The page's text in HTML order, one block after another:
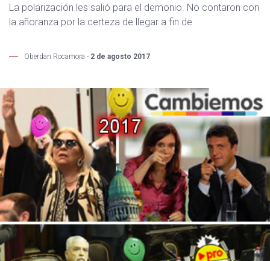
La polarización les salió para el demonio. No contaron con
la añoranza por la certeza de llegar a fin de
Oberdan Rocamora - 2 de agosto 2017